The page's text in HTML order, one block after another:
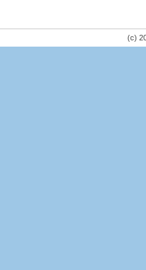
(c)